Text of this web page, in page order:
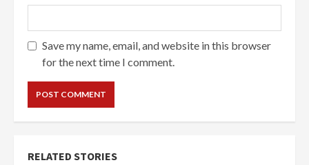
Save my name, email, and website in this browser
for the next time I comment.
RELATED STORIES